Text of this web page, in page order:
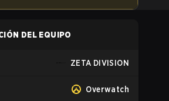
DEL EQUIPO
ZETA DIVISION
Overwatch